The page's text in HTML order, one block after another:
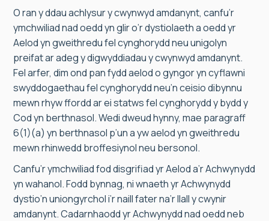
O ran y ddau achlysur y cwynwyd amdanynt, canfu’r
ymchwiliad nad oedd yn glir o’r dystiolaeth a oedd yr
Aelod yn gweithredu fel cynghorydd neu unigolyn
preifat ar adeg y digwyddiadau y cwynwyd amdanynt.
Fel arfer, dim ond pan fydd aelod o gyngor yn cyflawni
swyddogaethau fel cynghorydd neu’n ceisio dibynnu
mewn rhyw ffordd ar ei statws fel cynghorydd y bydd y
Cod yn berthnasol. Wedi dweud hynny, mae paragraff
6(1)(a) yn berthnasol p’un a yw aelod yn gweithredu
mewn rhinwedd broffesiynol neu bersonol.
Canfu’r ymchwiliad fod disgrifiad yr Aelod a’r Achwynydd
yn wahanol. Fodd bynnag, ni wnaeth yr Achwynydd
dystio’n uniongyrchol i’r naill fater na’r llall y cwynir
amdanynt. Cadarnhaodd yr Achwynydd nad oedd neb